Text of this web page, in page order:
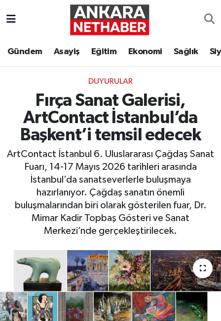
Gündem Asayiş Eğitim Ekonomi Sağlık
DUYURULAR
Fırça Sanat Galerisi,
ArtContact İstanbul’da
Başkent’i temsil edecek
ArtContact İstanbul 6. Uluslararası Çağdaş Sanat
Fuarı, 14-17 Mayıs 2026 tarihleri arasında
İstanbul’da sanatseverlerle buluşmaya
hazırlanıyor. Çağdaş sanatın önemli
buluşmalarından biri olarak gösterilen fuar, Dr.
Mimar Kadir Topbaş Gösteri ve Sanat
Merkezi’nde gerçekleştirilecek.
Ekonomi
Gündem
Kim Kimdir Nereli
Resmi İlanlar
Sağlık
Spor
Teknoloji
Yaşam
Ankara Hava Durumu
Tüm Manşetler
Son Dakika Haberleri
Haber Arşivi